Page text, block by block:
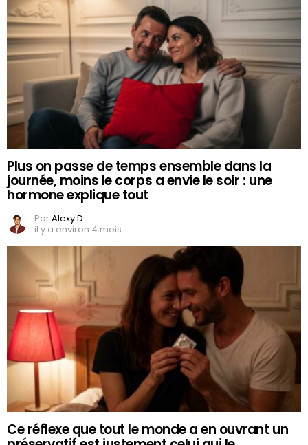
Plus on passe de temps ensemble dans la
journée, moins le corps a envie le soir : une
hormone explique tout
ParAlexy D
il y a environ 4 mois
Ce réflexe que tout le monde a en ouvrant un